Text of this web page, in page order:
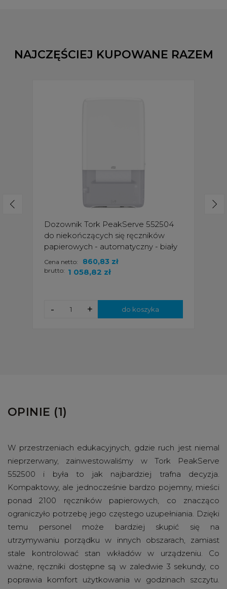
NAJCZĘŚCIEJ KUPOWANE RAZEM
Dozownik Tork PeakServe 552504
do niekończących się ręczników
papierowych - automatyczny - biały
brutto: 1 058,82 zł
Cena netto: 860,83 zł
+
- do koszyka
OPINIE (1)
W przestrzeniach edukacyjnych, gdzie ruch jest niemal
nieprzerwany, zainwestowaliśmy w Tork PeakServe
552500 i była to jak najbardziej trafna decyzja.
Kompaktowy, ale jednocześnie bardzo pojemny, mieści
ponad 2100 ręczników papierowych, co znacząco
ograniczyło potrzebę jego częstego uzupełniania. Dzięki
temu personel może bardziej skupić się na
utrzymywaniu porządku w innych obszarach, zamiast
stale kontrolować stan wkładów w urządzeniu. Co
ważne, ręczniki dostępne są w zaledwie 3 sekundy, co
poprawia komfort użytkowania w godzinach szczytu.